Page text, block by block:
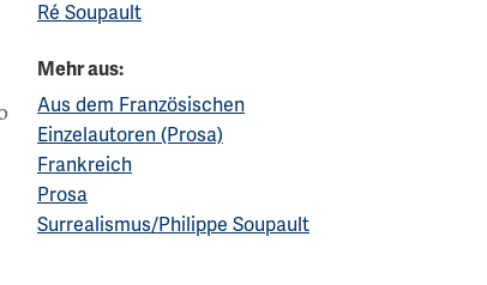
Ré Soupault
Mehr aus:
Aus dem Französischen
Einzelautoren (Prosa)
Frankreich
Prosa
Surrealismus/Philippe Soupault